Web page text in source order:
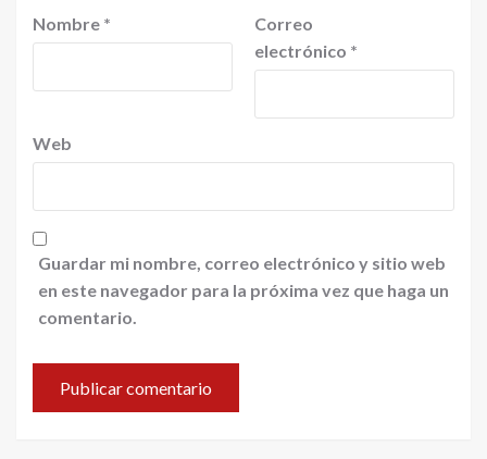
Nombre *
Correo
electrónico *
Web
Guardar mi nombre, correo electrónico y sitio web
en este navegador para la próxima vez que haga un
comentario.